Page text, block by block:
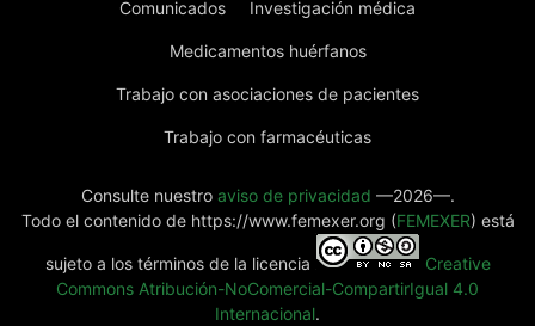
Comunicados Investigación médica
Medicamentos huérfanos
Trabajo con asociaciones de pacientes
Trabajo con farmacéuticas
Consulte nuestro aviso de privacidad —2026—.
Todo el contenido de https://www.femexer.org (FEMEXER) está
sujeto a los términos de la licencia
Creative
Commons Atribución-NoComercial-CompartirIgual 4.0
Internacional.